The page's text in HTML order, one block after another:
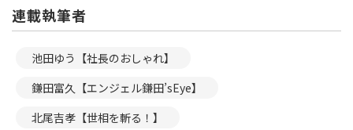
連載執筆者
池田ゆう【社長のおしゃれ】
鎌田富久【エンジェル鎌田’sEye】
北尾吉孝【世相を斬る！】